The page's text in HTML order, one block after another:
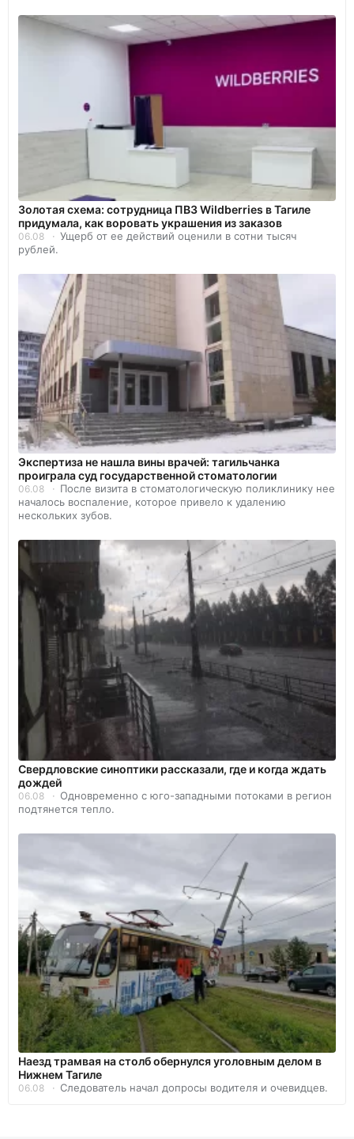
Золотая схема: сотрудница ПВЗ Wildberries в Тагиле
придумала, как воровать украшения из заказов
06.08
Ущерб от ее действий оценили в сотни тысяч
рублей.
Экспертиза не нашла вины врачей: тагильчанка
проиграла суд государственной стоматологии
06.08
После визита в стоматологическую поликлинику нее
началось воспаление, которое привело к удалению
нескольких зубов.
Свердловские синоптики рассказали, где и когда ждать
дождей
06.08
Одновременно с юго-западными потоками в регион
подтянется тепло.
Наезд трамвая на столб обернулся уголовным делом в
Нижнем Тагиле
06.08 Следователь начал допросы водителя и очевидцев.